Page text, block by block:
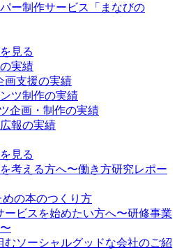
ー制作サービス「まなびの
見る
実績
画支援の実績
ツ制作の実績
企画・制作の実績
報の実績
見る
考える方へ〜働き方研究レポー
めの本のつくり方
ービスを始めたい方へ〜研修事業
むソーシャルグッドな会社のご紹